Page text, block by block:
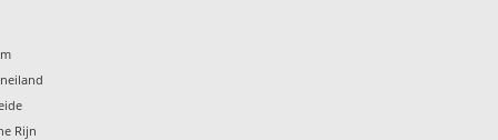
Rijn